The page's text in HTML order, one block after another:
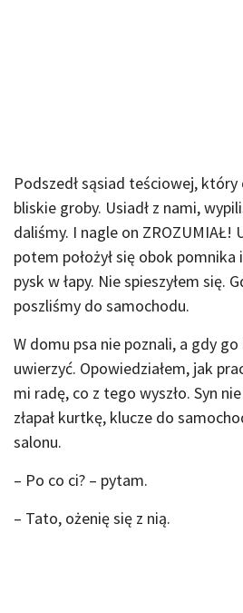
Podszedł sąsiad teściowej,
bliskie groby. Usiadł z nami,
daliśmy. I nagle on ZROZUMIAŁ!
potem położył się obok pomnika
pysk w łapy. Nie spieszyłem się.
poszliśmy do samochodu.
W domu psa nie poznali, a gdy
uwierzyć. Opowiedziałem, jak
mi radę, co z tego wyszło. Syn
złapał kurtkę, klucze do
salonu.
– Po co ci? – pytam.
– Tato, ożenię się z nią.